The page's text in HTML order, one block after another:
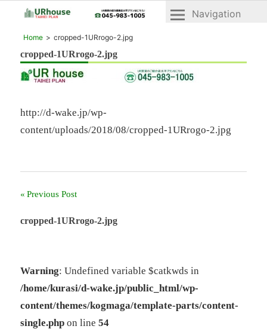
横
浜
市
青
区・
緑
貸」
件
浜
市
青
葉
緑
区
住
ィ
ル
奈
良」、
「奈
Navigation
Home
cropped-1URrogo-2.jpg
2018年8月28日
cropped-1URrogo-2.jpg
http://d-wake.jp/wp-
content/uploads/2018/08/cropped-1URrogo-2.jpg
投
稿
ビ
ゲ
Previous Post
cropped-1URrogo-2.jpg
Warning: Undefined variable $catkwds in
/home/kurasi/d-wake.jp/public_html/wp-
content/themes/kogmaga/template-parts/content-
single.php on line 54